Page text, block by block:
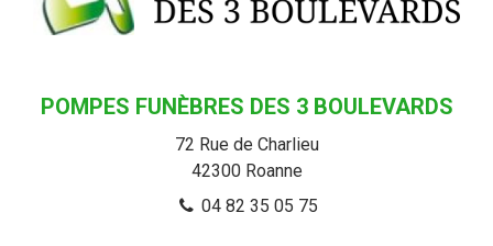
POMPES FUNÈBRES DES 3 BOULEVARDS
72 Rue de Charlieu
42300 Roanne
04 82 35 05 75